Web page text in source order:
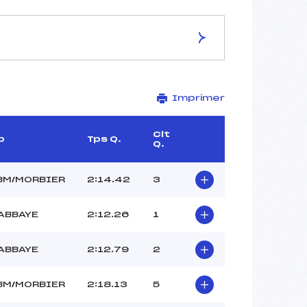
–
1,1 km
–
Imprimer
Tps Q.
Clt
Q.
MORBIER 2:14.42 3
2:12.26 1
2:12.79 2
MORBIER 2:18.13 5